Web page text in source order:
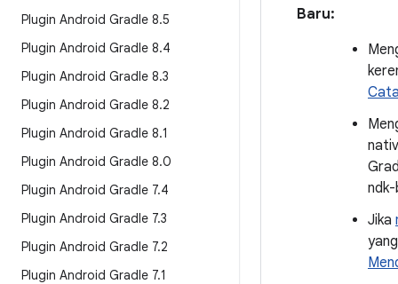
Plugin Android Gradle 8.5
Plugin Android Gradle 8.4
Plugin Android Gradle 8.3
Plugin Android Gradle 8.2
Plugin Android Gradle 8.1
Plugin Android Gradle 8.0
Plugin Android Gradle 7.4
Plugin Android Gradle 7.3
Plugin Android Gradle 7.2
Plugin Android Gradle 7.1
Baru:
Jika